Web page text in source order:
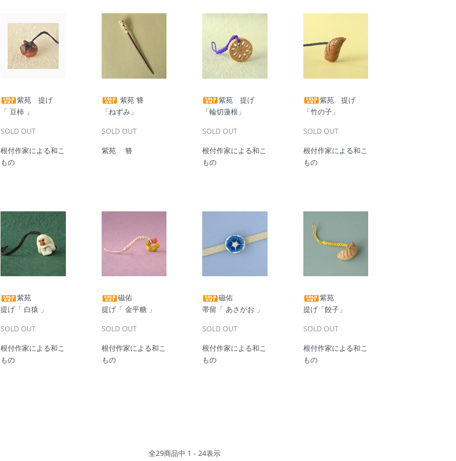
紫苑 提げ
「 豆柿 」
SOLD OUT
根付作家による和こ
もの
紫苑 簪
「ねずみ」
SOLD OUT
紫苑 簪
紫苑 提げ
「輪切蓮根」
SOLD OUT
根付作家による和こ
もの
紫苑 提げ
「竹の子」
SOLD OUT
根付作家による和こ
もの
紫苑
提げ「 白猿 」
SOLD OUT
根付作家による和こ
もの
磁佑
提げ「 金平糖 」
SOLD OUT
根付作家による和こ
もの
磁佑
帯留「 あさがお 」
SOLD OUT
根付作家による和こ
もの
紫苑
提げ「餃子」
SOLD OUT
根付作家による和こ
もの
全29商品中 1 - 24表示